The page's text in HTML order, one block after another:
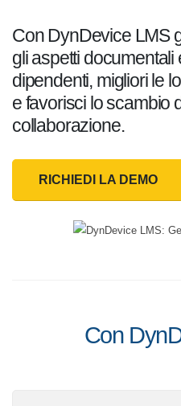
Con DynDevice LMS
tutti gli aspetti
tuoi dipendenti,
e skill e favorisci lo
e la collaborazione.
RICHIEDI LA DEMO
Con